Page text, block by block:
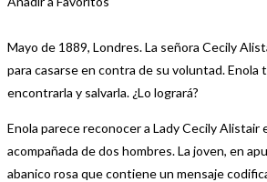
Mayo de 1889, Londres. La señora Cecily
para casarse en contra de su voluntad. Enola
encontrarla y salvarla. ¿Lo logrará?
Enola parece reconocer a Lady Cecily Alistair
acompañada de dos hombres. La joven, en
abanico rosa que contiene un mensaje